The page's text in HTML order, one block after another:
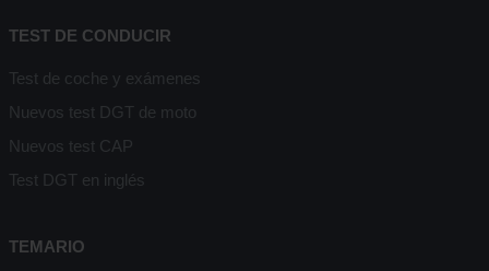
TEST DE CONDUCIR
Test de coche y exámenes
Nuevos test DGT de moto
Nuevos test CAP
Test DGT en inglés
TEMARIO